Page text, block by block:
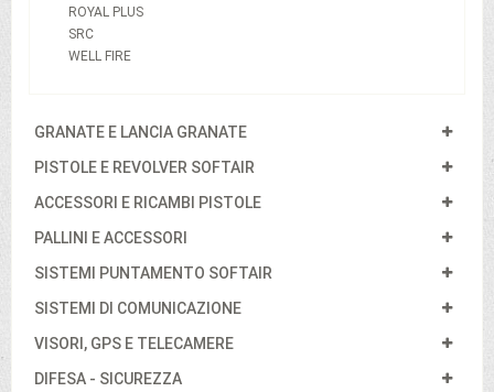
ROYAL PLUS
SRC
WELL FIRE
GRANATE E LANCIA GRANATE
PISTOLE E REVOLVER SOFTAIR
ACCESSORI E RICAMBI PISTOLE
PALLINI E ACCESSORI
SISTEMI PUNTAMENTO SOFTAIR
SISTEMI DI COMUNICAZIONE
VISORI, GPS E TELECAMERE
DIFESA - SICUREZZA